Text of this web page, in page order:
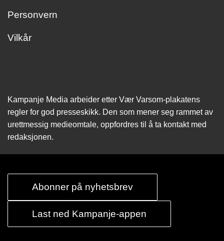
Personvern
Vilkår
Kampanje Media arbeider etter Vær Varsom-plakatens
regler for god presseskikk. Den som mener seg rammet av
urettmessig medie­omtale, oppfordres til å ta kontakt med
redaksjonen.
Abonner på nyhetsbrev
Last ned Kampanje-appen